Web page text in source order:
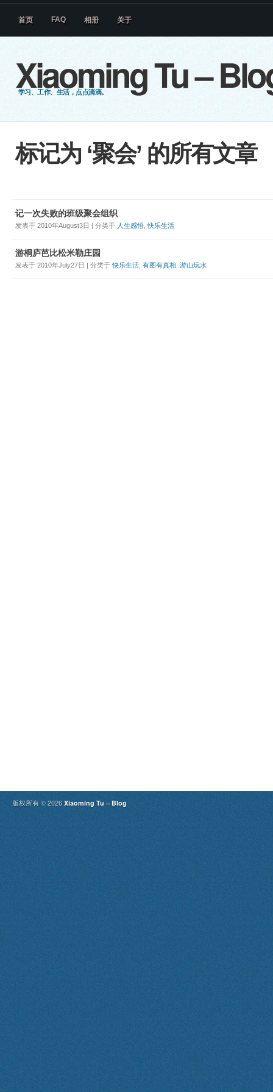
Xiaoming Tu –
学习、工作、生活，点点滴滴。
首页 FAQ 相册 关于
标记为 ‘聚会’ 的所有文章
记一次失败的班级聚会组织
发表于 2010年August3日 | 分类于 人生感悟 ,快乐生活
游桐庐芭比松米勒庄园
发表于 2010年July27日 | 分类于快乐生活 有图有真相 游山玩水
版权所有 © 2026 Xiaoming Tu – Blog